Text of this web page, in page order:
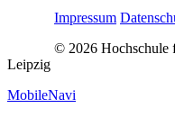
Impressum
© 2026 Hochschule
Leipzig
MobileNavi